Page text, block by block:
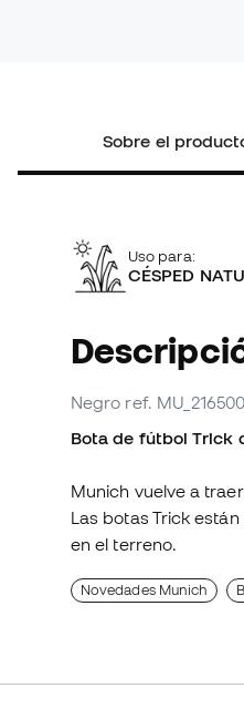
Sobre el
Uso para:
CÉSPED
Negro ref.
Bota de fútbol Trick
Munich vuelve a
Las botas Trick
en el terreno.
Novedades Munich